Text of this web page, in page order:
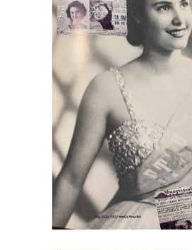
Καλλιστεία
1952 - 1962